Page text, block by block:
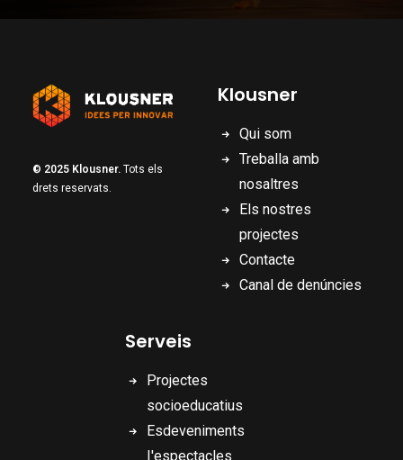
© 2025 Klousner. Tots els
drets reservats.
Klousner
Qui som
Treballa amb
nosaltres
Els nostres
projectes
Contacte
Canal de denúncies
Serveis
Projectes
socioeducatius
Esdeveniments
I'espectacles